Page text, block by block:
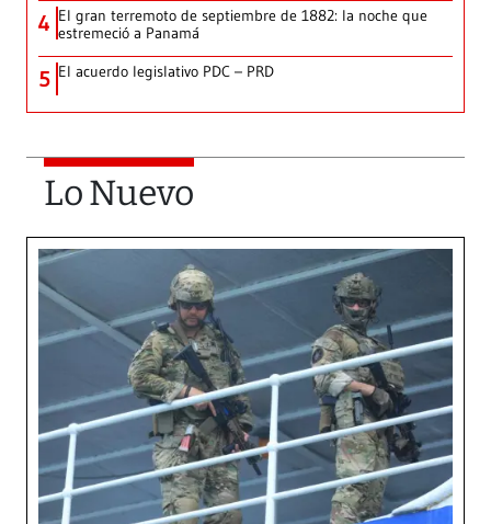
4 El gran terremoto de septiembre de 1882: la noche que
estremeció a Panamá
5 El acuerdo legislativo PDC – PRD
Lo Nuevo